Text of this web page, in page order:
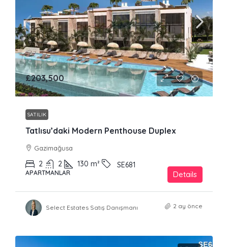
£203,500
SATILIK
Tatlısu’daki Modern Penthouse Duplex
Gazimağusa
2 2 130 m² SE681
APARTMANLAR Details
Select Estates Satış Danışmanı 2 ay önce